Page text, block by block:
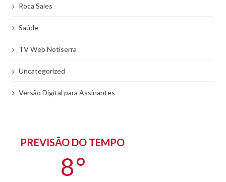
Roca Sales
Saúde
TV Web Notiserra
Uncategorized
Versão Digital para Assinantes
PREVISÃO DO TEMPO
8 °